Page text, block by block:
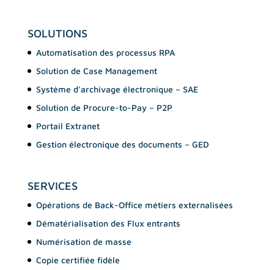
SOLUTIONS
Automatisation des processus RPA
Solution de Case Management
Système d’archivage électronique – SAE
Solution de Procure-to-Pay – P2P
Portail Extranet
Gestion électronique des documents – GED
SERVICES
Opérations de Back-Office métiers externalisées
Dématérialisation des Flux entrants
Numérisation de masse
Copie certifiée fidèle